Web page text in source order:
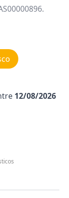
12/08/2026